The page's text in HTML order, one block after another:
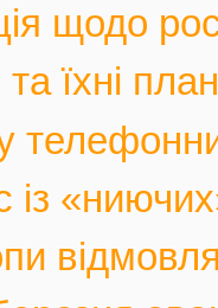
щодо
та їхні
із